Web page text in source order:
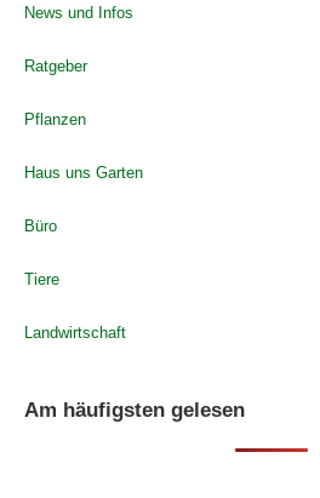
News und Infos
Ratgeber
Pflanzen
Haus uns Garten
Büro
Tiere
Landwirtschaft
Am häufigsten gelesen